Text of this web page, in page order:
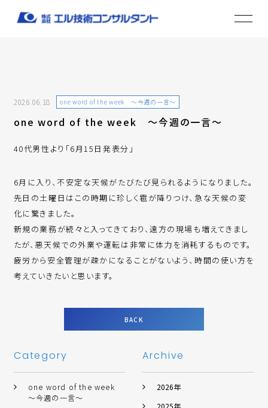
2026.06.18 one word of the week ～今週の一言～
one word of the week ～今週の一言～
40代男性より「6月15日発表分」
6月に入り、不安定な天候がたびたび見られるようになりました。
先日の土曜日はこの時期に珍しく雹が降りつけ、急な天候の変
化に驚きました。
新規の業務が続々と入ってきており、遠方の現場も増えてきまし
たが、悪天候での外業や運転は非常に体力を消耗するものです。
疲労から安全管理が疎かになることがないよう、時間の使い方を
考えていきたいと思います。
BACK
Category
one word of the week
～今週の一言～
Archive
2026年
2025年